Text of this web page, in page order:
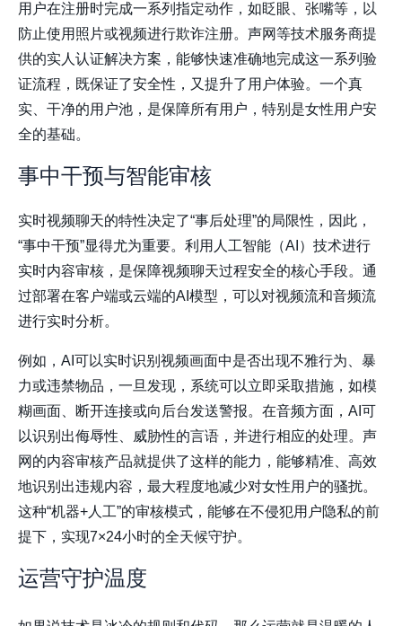
用户在注册时完成一系列指定动作，如眨眼、张嘴等，以
防止使用照片或视频进行欺诈注册。声网等技术服务商提
供的实人认证解决方案，能够快速准确地完成这一系列验
证流程，既保证了安全性，又提升了用户体验。一个真
实、干净的用户池，是保障所有用户，特别是女性用户安
全的基础。
事中干预与智能审核
实时视频聊天的特性决定了“事后处理”的局限性，因此，
“事中干预”显得尤为重要。利用人工智能（AI）技术进行
实时内容审核，是保障视频聊天过程安全的核心手段。通
过部署在客户端或云端的AI模型，可以对视频流和音频流
进行实时分析。
例如，AI可以实时识别视频画面中是否出现不雅行为、暴
力或违禁物品，一旦发现，系统可以立即采取措施，如模
糊画面、断开连接或向后台发送警报。在音频方面，AI可
以识别出侮辱性、威胁性的言语，并进行相应的处理。声
网的内容审核产品就提供了这样的能力，能够精准、高效
地识别出违规内容，最大程度地减少对女性用户的骚扰。
这种“机器+人工”的审核模式，能够在不侵犯用户隐私的前
提下，实现7×24小时的全天候守护。
运营守护温度